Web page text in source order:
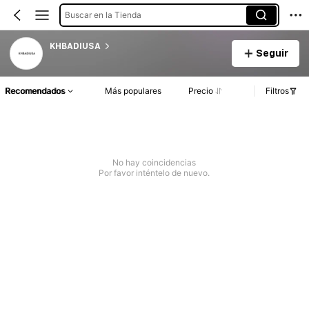
Buscar en la Tienda
KHBADIUSA
Seguir
Recomendados Más populares Precio Filtros
No hay coincidencias
Por favor inténtelo de nuevo.